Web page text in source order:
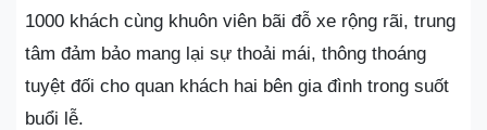
1000 khách cùng khuôn viên bãi đỗ xe rộng rãi, trung
tâm đảm bảo mang lại sự thoải mái, thông thoáng
tuyệt đối cho quan khách hai bên gia đình trong suốt
buổi lễ.